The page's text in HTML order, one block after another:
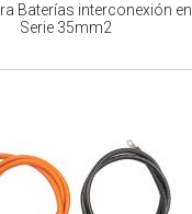
Baterías interconexión en
Serie 35mm2